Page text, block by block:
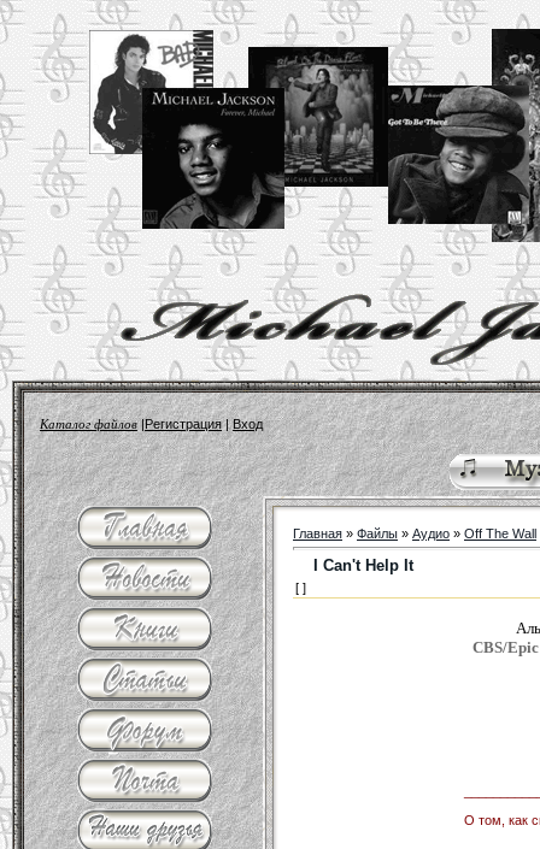
Каталог файлов|Регистрация|Вход
Главная » Файлы » Аудио » Off The Wall
I Can't Help It
[ ]
CBS/Epic
О том, как